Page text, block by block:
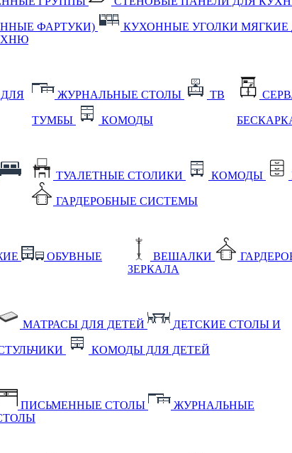
ФАРТУКИ) КУХОННЫЕ УГОЛКИ МЯГКИЕ
ЖУРНАЛЬНЫЕ СТОЛЫ ТВ
ТУМБЫ КОМОДЫ
ТУАЛЕТНЫЕ СТОЛИКИ КОМОДЫ
ГАРДЕРОБНЫЕ СИСТЕМЫ
ОБУВНЫЕ
ВЕШАЛКИ
ЗЕРКАЛА
МАТРАСЫ ДЛЯ ДЕТЕЙ ДЕТСКИЕ СТОЛЫ И
КОМОДЫ ДЛЯ ДЕТЕЙ
ПИСЬМЕННЫЕ СТОЛЫ
ЖУРНАЛЬНЫЕ